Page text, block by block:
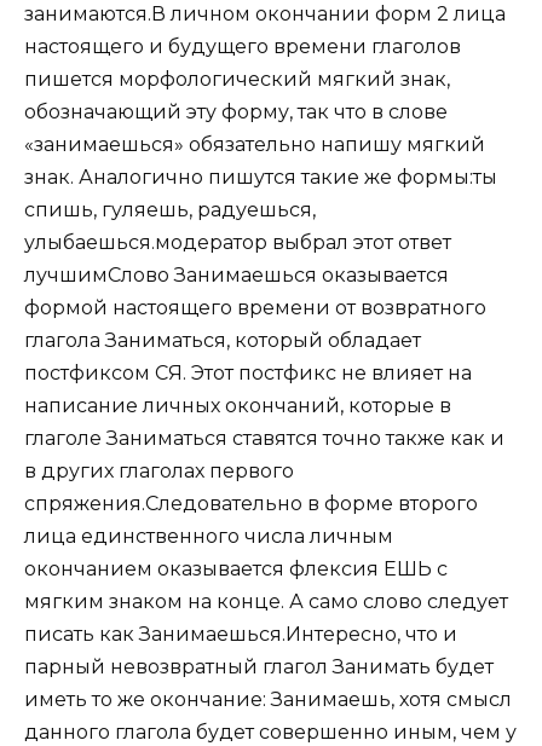
занимаются.В личном окончании форм 2 лица
настоящего и будущего времени глаголов
пишется морфологический мягкий знак,
обозначающий эту форму, так что в слове
«занимаешься» обязательно напишу мягкий
знак. Аналогично пишутся такие же формы:ты
спишь, гуляешь, радуешься,
улыбаешься.модератор выбрал этот ответ
лучшимСлово Занимаешься оказывается
формой настоящего времени от возвратного
глагола Заниматься, который обладает
постфиксом СЯ. Этот постфикс не влияет на
написание личных окончаний, которые в
глаголе Заниматься ставятся точно также как и
в других глаголах первого
спряжения.Следовательно в форме второго
лица единственного числа личным
окончанием оказывается флексия ЕШЬ с
мягким знаком на конце. А само слово следует
писать как Занимаешься.Интересно, что и
парный невозвратный глагол Занимать будет
иметь то же окончание: Занимаешь, хотя смысл
данного глагола будет совершенно иным, чем у